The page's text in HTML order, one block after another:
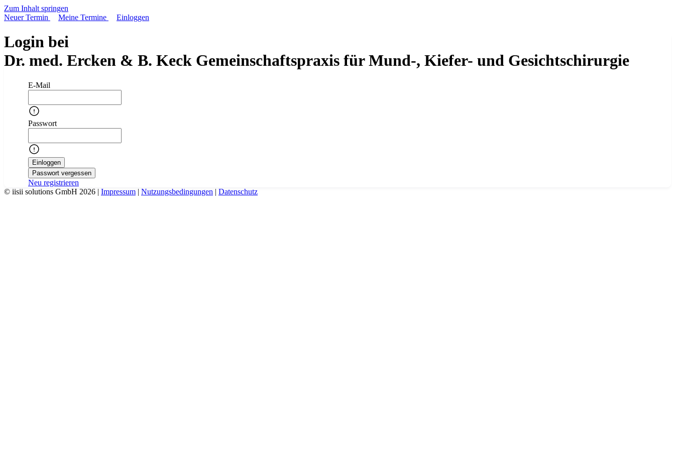
Zum Inhalt springen
Neuer Termin
Meine Termine Einloggen
Login bei
Dr. med. Ercken & B. Keck Gemeinschaftspraxis für Mund-, Kiefer- und Gesichtschirurgie
E-Mail
Passwort
Einloggen
Passwort vergessen
Neu registrieren
© iisii solutions GmbH 2026 | Impressum | Nutzungsbedingungen | Datenschutz